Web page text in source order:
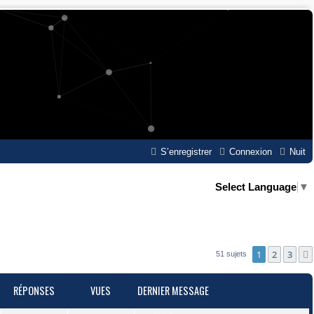
Nuit
Connexion
S’enregistrer
Select Language ▼
51 sujets 1 2 3
RÉPONSES VUES DERNIER MESSAGE